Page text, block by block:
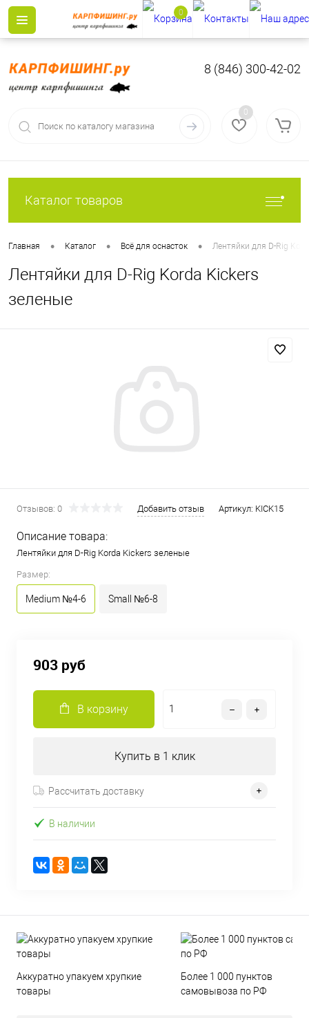
8 (846) 300-42-02
0
Каталог товаров
Главная • Каталог • Всё для оснасток • Лентяйки для D-Rig
Лентяйки для D-Rig Korda Kickers
зеленые
Отзывов: 0 Добавить отзыв Артикул: KICK15
Описание товара:
Лентяйки для D-Rig Korda Kickers зеленые
Размер:
Medium №4-6 Small №6-8
903 руб
В корзину
Купить в 1 клик
Рассчитать доставку
В наличии
Аккуратно упакуем хрупкие
товары
Более 1 000 пунктов
самовывоза по РФ
0